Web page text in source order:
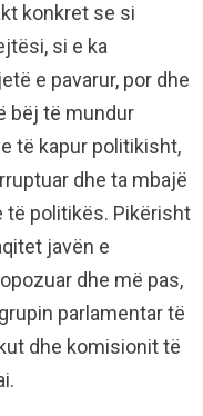
konkret se si
si e ka
e pavarur, por dhe
bëj të mundur
të kapur politikisht,
dhe ta mbajë
të politikës. Pikërisht
javën e
dhe më pas,
parlamentar të
dhe komisionit të